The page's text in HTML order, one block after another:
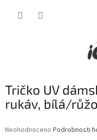
Tričko UV
rukáv, bílá/
Průměrné
Neohodnoceno Podrobnosti